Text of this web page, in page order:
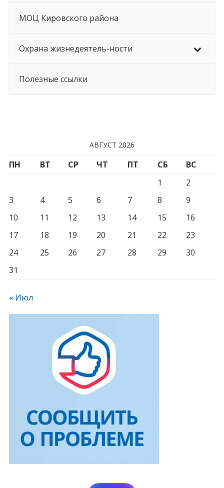
МОЦ Кировского района
Охрана жизнедеятель-ности
Полезные ссылки
АВГУСТ 2026
ПН ВТ СР ЧТ ПТ СБ
ВС
1
2
3
4 5 6 7 8
9
10
11 12 13 14 15
16
17
18 19 20 21 22
23
24
25 26 27 28 29
30
31
« Июл